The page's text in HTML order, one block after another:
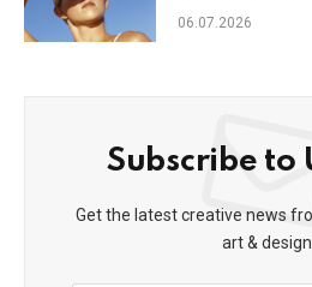
фотостаріння
06.07.2026
Subscribe to
Get the latest creative news
art & design.